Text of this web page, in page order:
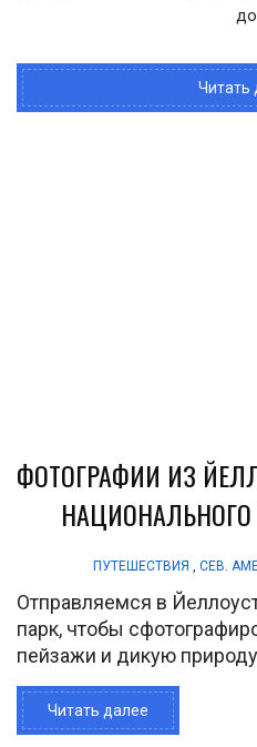
Читать
ФОТОГРАФИИ ИЗ
ПУТЕШЕСТВИЯ , СЕВ.
Отправляемся в
парк, чтобы
пейзажи и дикую
Читать далее